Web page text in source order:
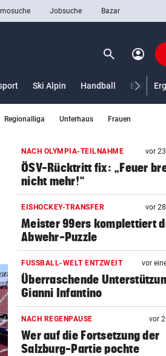
Jobsuche Bazar
search Suchen
account_circle
Ski Alpin Handball
Regionalliga Unterhaus Frauen
NACH OLYMPIA-TEILNAHME vor
ÖSV-Rücktritt fix: „Feuer
nicht mehr!“
EISHOCKEY-TRANSFER vor
Meister 99ers komplettiert
Abwehr-Puzzle
FUSSBALL-WELT ENTZWEIT vor
Überraschende
Gianni Infantino
NACH REGENPAUSE vor
Wer auf die Fortsetzung der
Salzburg-Partie pochte